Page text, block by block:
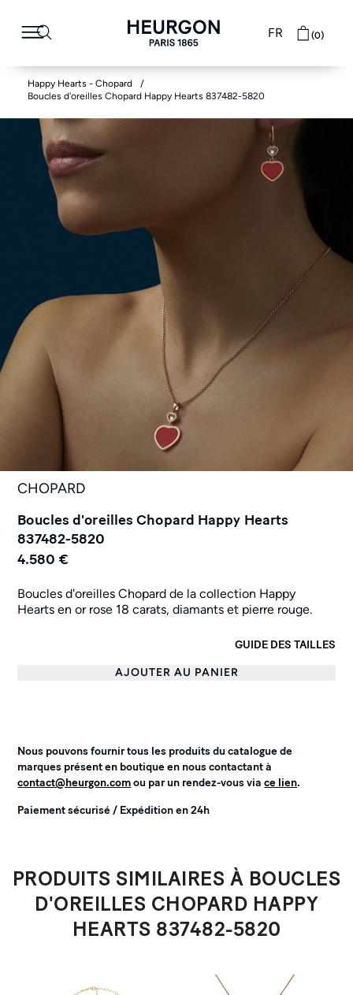
FR (0)
Happy Hearts - Chopard
Boucles d'oreilles Chopard Happy Hearts 837482-5820
CHOPARD
Boucles d'oreilles Chopard Happy Hearts
837482-5820
4.580 €
Boucles d'oreilles Chopard de la collection Happy
Hearts en or rose 18 carats, diamants et pierre rouge.
GUIDE DES TAILLES
AJOUTER AU PANIER
Nous pouvons fournir tous les produits du catalogue de
marques présent en boutique en nous contactant à
contact@heurgon.comou par un rendez-vous viace lien.
Paiement sécurisé / Expédition en 24h
PRODUITS SIMILAIRES À BOUCLES
D'OREILLES CHOPARD HAPPY
HEARTS 837482-5820